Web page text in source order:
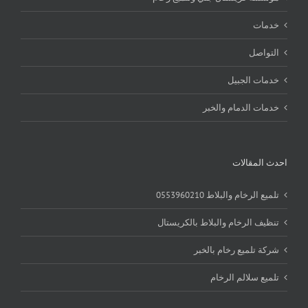
خدمات
التواصل
خدمات الجبيل
خدمات الدمام والخبر
احدث المقالات
تلميع الرخام والبلاط 0553960210
تنظيف الرخام والبلاط بالكريستال
شركة تلميع رخام بالخبر
تلميع سلالم الرخام